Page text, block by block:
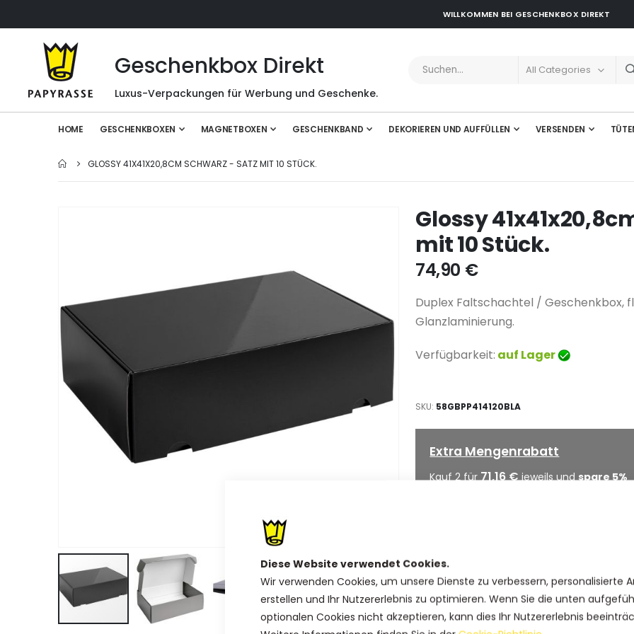
Diese Website verwendet Cookies.
Wir verwenden Cookies, um unsere Dienste zu verbessern, personalisierte
erstellen und Ihr Nutzererlebnis zu optimieren. Wenn Sie die unten
optionalen Cookies nicht akzeptieren, kann dies Ihr Nutzererlebnis
WILLKOMMEN BEI GESCHENKBOX DIREKT
Geschenkbox Direkt
Luxus-Verpackungen für Werbung und Geschenke.
HOME GESCHENKBOXEN MAGNETBOXEN GESCHENKBAND DEKORIEREN UND AUFFÜLLEN VERSENDEN
GLOSSY 41X41X20,8CM SCHWARZ - SATZ MIT 10 STÜCK.
Glossy
mit 10 Stück.
74,90 €
Duplex Faltschachtel / Geschenkbox,
Glanzlaminierung.
Verfügbarkeit: auf Lager
SKU 58GBPP414120BLA
Extra Mengenrabatt
Kauf 2 für71,16 € jeweils undspare5%
IN DEN WARENKORB